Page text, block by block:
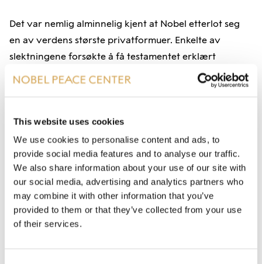
This website uses cookies
We use cookies to personalise content and ads, to
provide social media features and to analyse our traffic.
We also share information about your use of our site with
our social media, advertising and analytics partners who
may combine it with other information that you’ve
provided to them or that they’ve collected from your use
of their services.
Det var nemlig alminnelig kjent at Nobel etterlot seg
en av verdens største privatformuer. Enkelte av
slektningene forsøkte å få testamentet erklært
ugyldig. Dessuten mente mange at testamentet var
"upatriotisk" - prisene burde ha vært forbeholdt
Les mer om Alfreds siste testamente her!
HVORFOR VALGTE